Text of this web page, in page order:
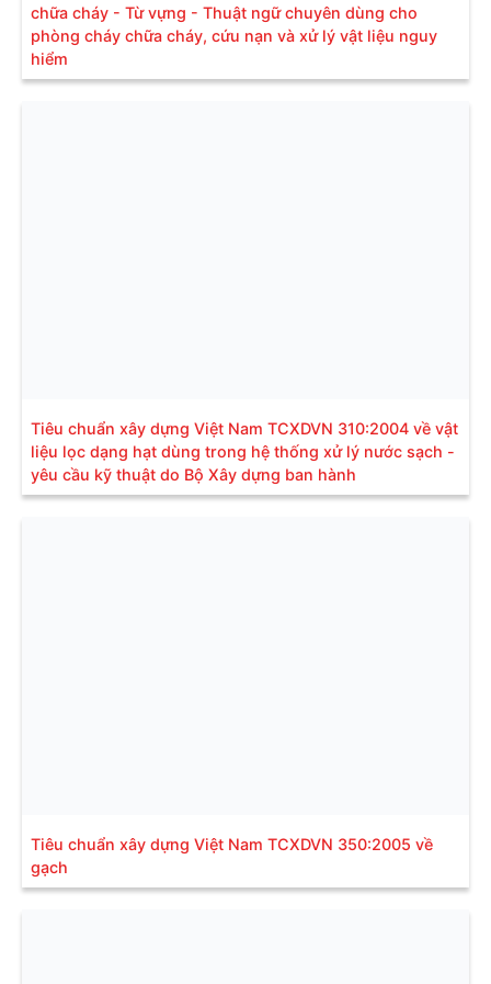
chữa cháy - Từ vựng - Thuật ngữ chuyên dùng cho
phòng cháy chữa cháy, cứu nạn và xử lý vật liệu nguy
hiểm
Tiêu chuẩn xây dựng Việt Nam TCXDVN 310:2004 về vật
liệu lọc dạng hạt dùng trong hệ thống xử lý nước sạch -
yêu cầu kỹ thuật do Bộ Xây dựng ban hành
Tiêu chuẩn xây dựng Việt Nam TCXDVN 350:2005 về
gạch